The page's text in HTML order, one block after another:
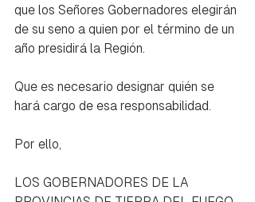
que los Señores Gobernadores elegirán
de su seno a quien por el término de un
año presidirá la Región.
Que es necesario designar quién se
hará cargo de esa responsabilidad.
Por ello,
LOS GOBERNADORES DE LA